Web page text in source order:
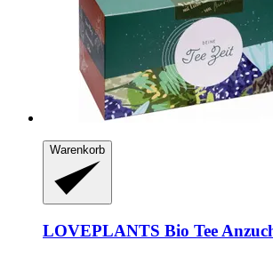
Warenkorb
LOVEPLANTS Bio Tee